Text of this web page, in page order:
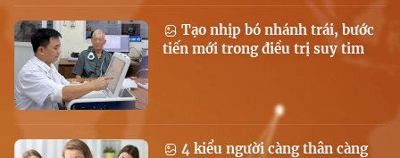
Tạo nhịp bó nhánh trái, bước
tiến mới trong điều trị suy tim
4 kiểu người càng thân càng